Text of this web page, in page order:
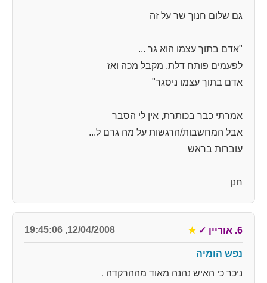
גם שלום חנוך שר על זה
"אדם בתוך עצמו הוא גר ...
לפעמים פותח דלת, מקבל מכה ואז
אדם בתוך עצמו ניסגר"
אמרתי כבר בכותרת, אין לי הסבר
אבל המחשבות/הרגשות על מה גרם ל...
עוברות בראש
חנן
6. אוריין ✓
★
12/04/2008, 19:45:06
נפש הומיה
ניכר כי האיש נהנה מאוד מההרקדה .